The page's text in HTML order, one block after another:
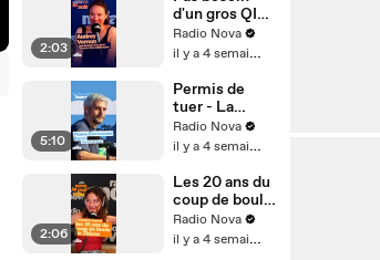
plus sur
Karamel :
cette superbe
vidéo de DJ
CHELOUMerc
i Radio Nova !
2:03
d'un gros QI
pour être
milliardaire -
Vernon dans
"Nova le soir"
Radio Nova
il y a 4 semaines
5:10
Permis de
tuer - La
chronique de
Pierre-
Barré dans "La
dernière"
Radio Nova
il y a 4 semaines
2:06
Les 20 ans du
coup de boule
de Zidane - La
chronique de
Radio Nova
il y a 4 semaines